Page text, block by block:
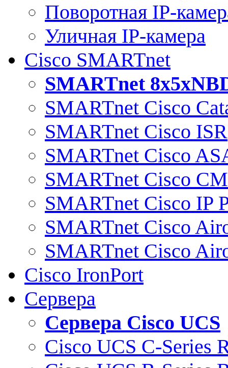
Поворотная IP-
Уличная IP-камера
Cisco SMARTnet
SMARTnet
SMARTnet Cisco
SMARTnet Cisco ISR
SMARTnet Cisco
SMARTnet Cisco
SMARTnet Cisco IP
SMARTnet Cisco
SMARTnet Cisco
Cisco IronPort
Сервера
Сервера Cisco UCS
Cisco UCS C-Series